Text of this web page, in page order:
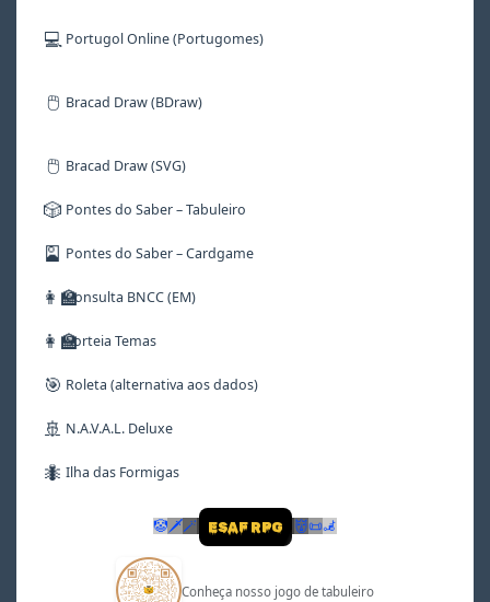
💻 Portugol Online (Portugomes)
🖱️ Bracad Draw (BDraw)
🖱️ Bracad Draw (SVG)
🎲 Pontes do Saber – Tabuleiro
🎴 Pontes do Saber – Cardgame
👩‍🏫Consulta BNCC (EM)
👩‍🏫Sorteia Temas
🎯 Roleta (alternativa aos dados)
🚢 N.A.V.A.L. Deluxe
🐜 Ilha das Formigas
🤡 🗡🪄 ESAF RPG 👹📜🦼
Conheça nosso jogo de tabuleiro